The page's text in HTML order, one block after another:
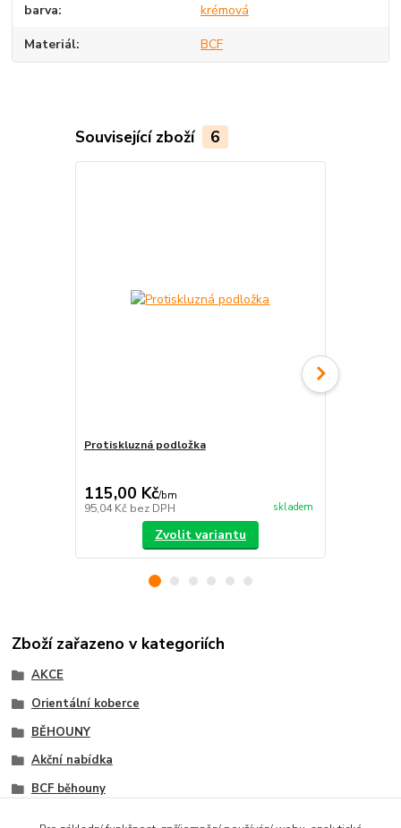
barva krémová
Materiál BCF
Související zboží 6
Protiskluzná podložka
115,00 Kč/bm
95,04 Kč bez DPH skladem
Zvolit variantu
Zboží zařazeno v kategoriích
AKCE
Orientální koberce
BĚHOUNY
Akční nabídka
BCF běhouny